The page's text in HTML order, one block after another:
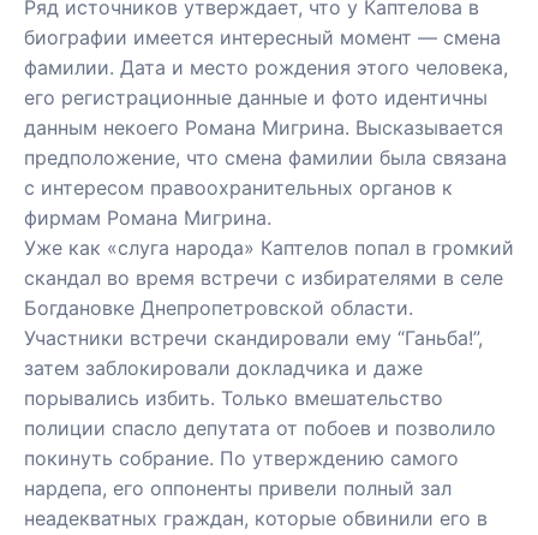
Ряд источников утверждает, что у Каптелова в
биографии имеется интересный момент — смена
фамилии. Дата и место рождения этого человека,
его регистрационные данные и фото идентичны
данным некоего Романа Мигрина. Высказывается
предположение, что смена фамилии была связана
с интересом правоохранительных органов к
фирмам Романа Мигрина.
Уже как «слуга народа» Каптелов попал в громкий
скандал во время встречи с избирателями в селе
Богдановке Днепропетровской области.
Участники встречи скандировали ему “Ганьба!”,
затем заблокировали докладчика и даже
порывались избить. Только вмешательство
полиции спасло депутата от побоев и позволило
покинуть собрание. По утверждению самого
нардепа, его оппоненты привели полный зал
неадекватных граждан, которые обвинили его в